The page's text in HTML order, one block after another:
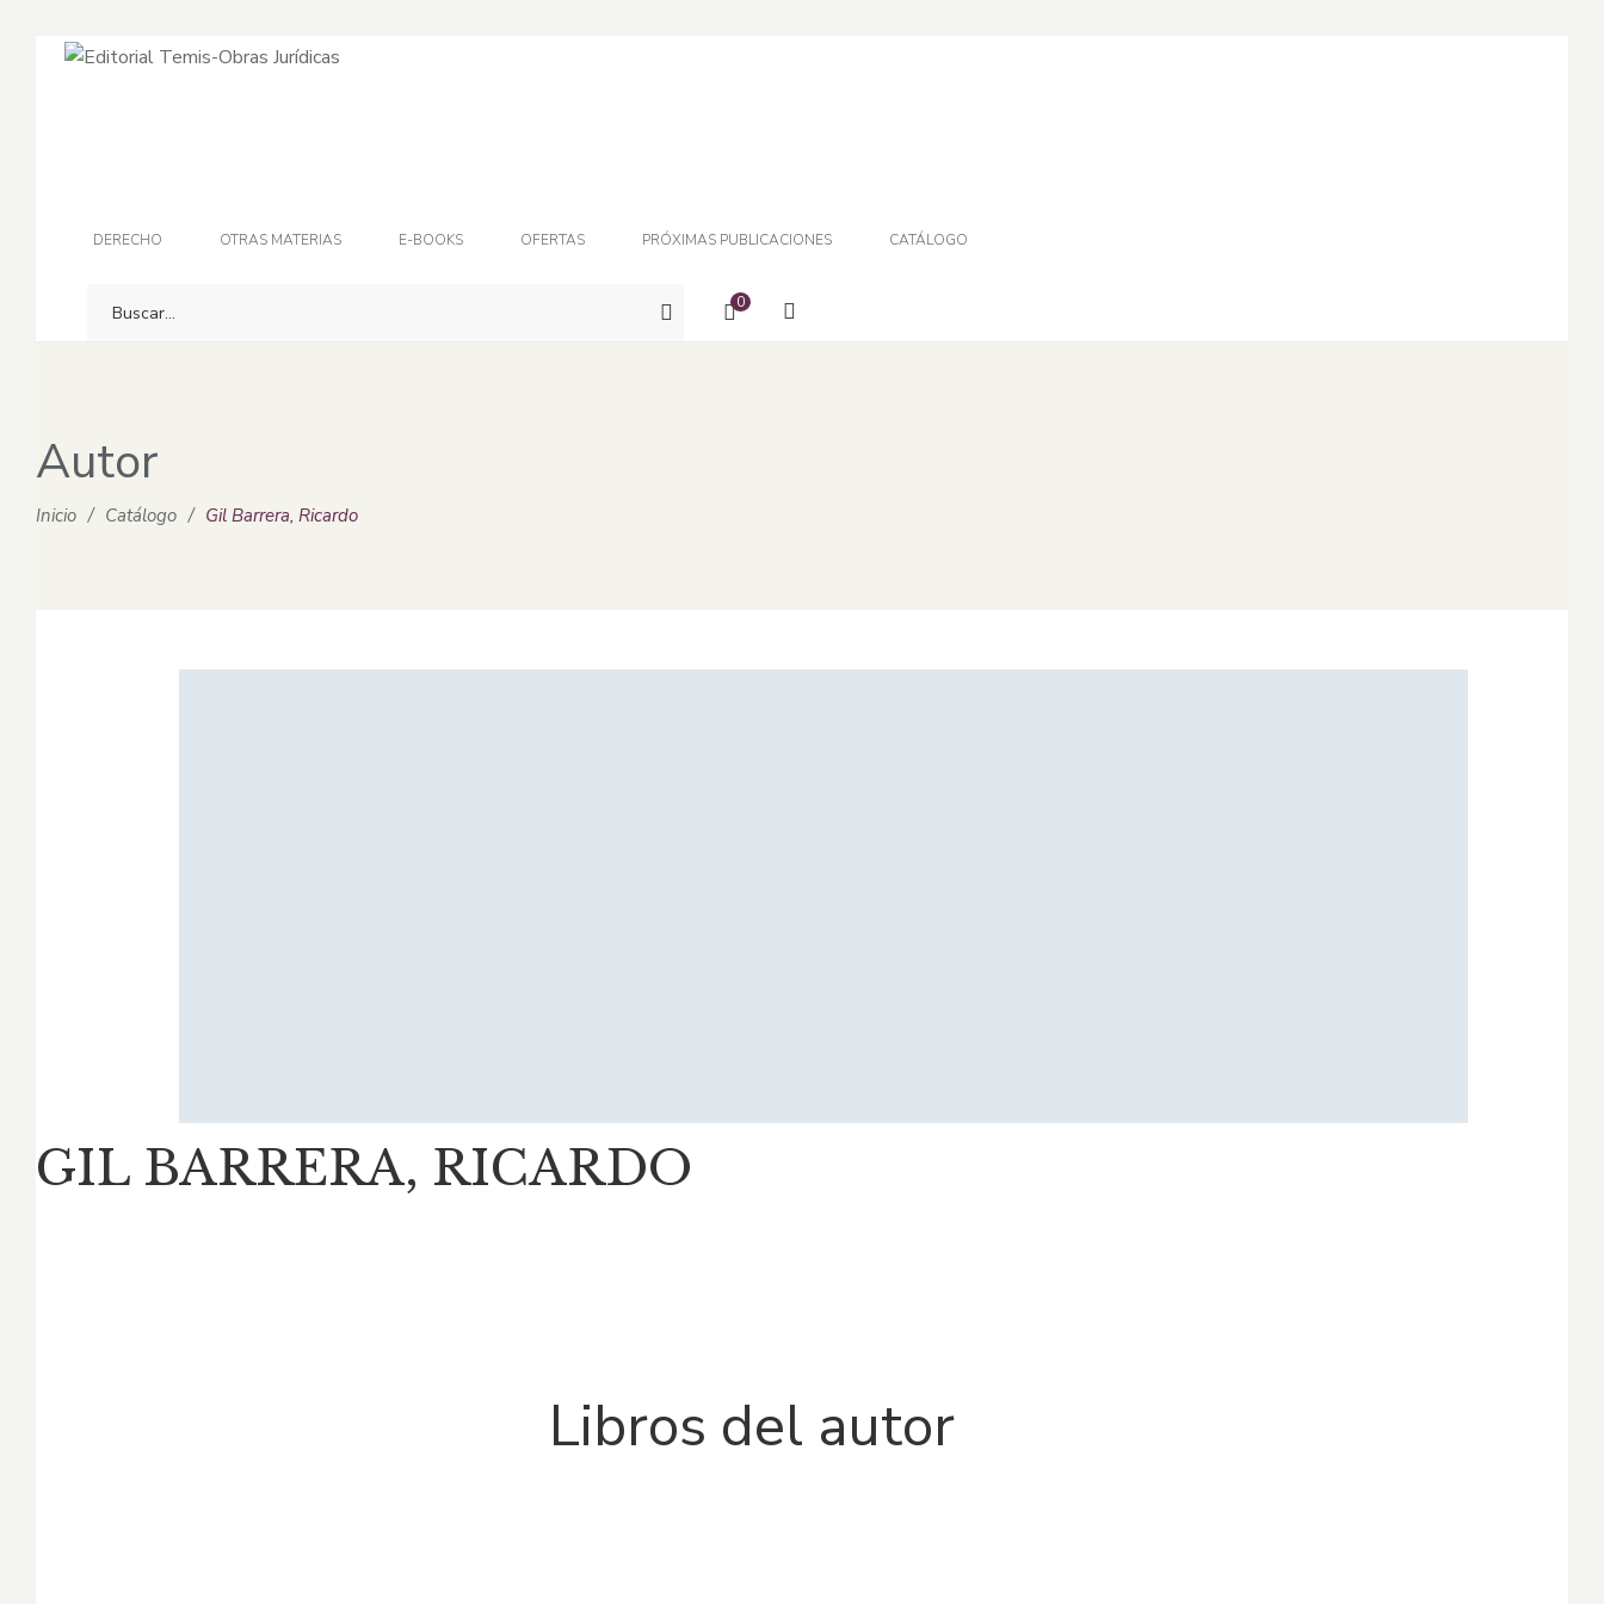
DERECHO OTRAS MATERIAS E-BOOKS OFERTAS PRÓXIMAS PUBLICACIONES CATÁLOGO
0
Autor
Inicio / Catálogo / Gil Barrera, Ricardo
GIL BARRERA, RICARDO
Libros del autor